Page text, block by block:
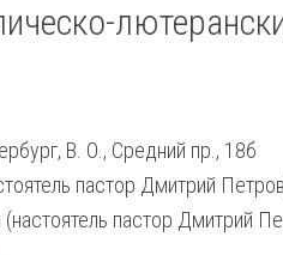
В. О., Средний пр., 18б
пастор Дмитрий
(настоятель пастор Дмитрий